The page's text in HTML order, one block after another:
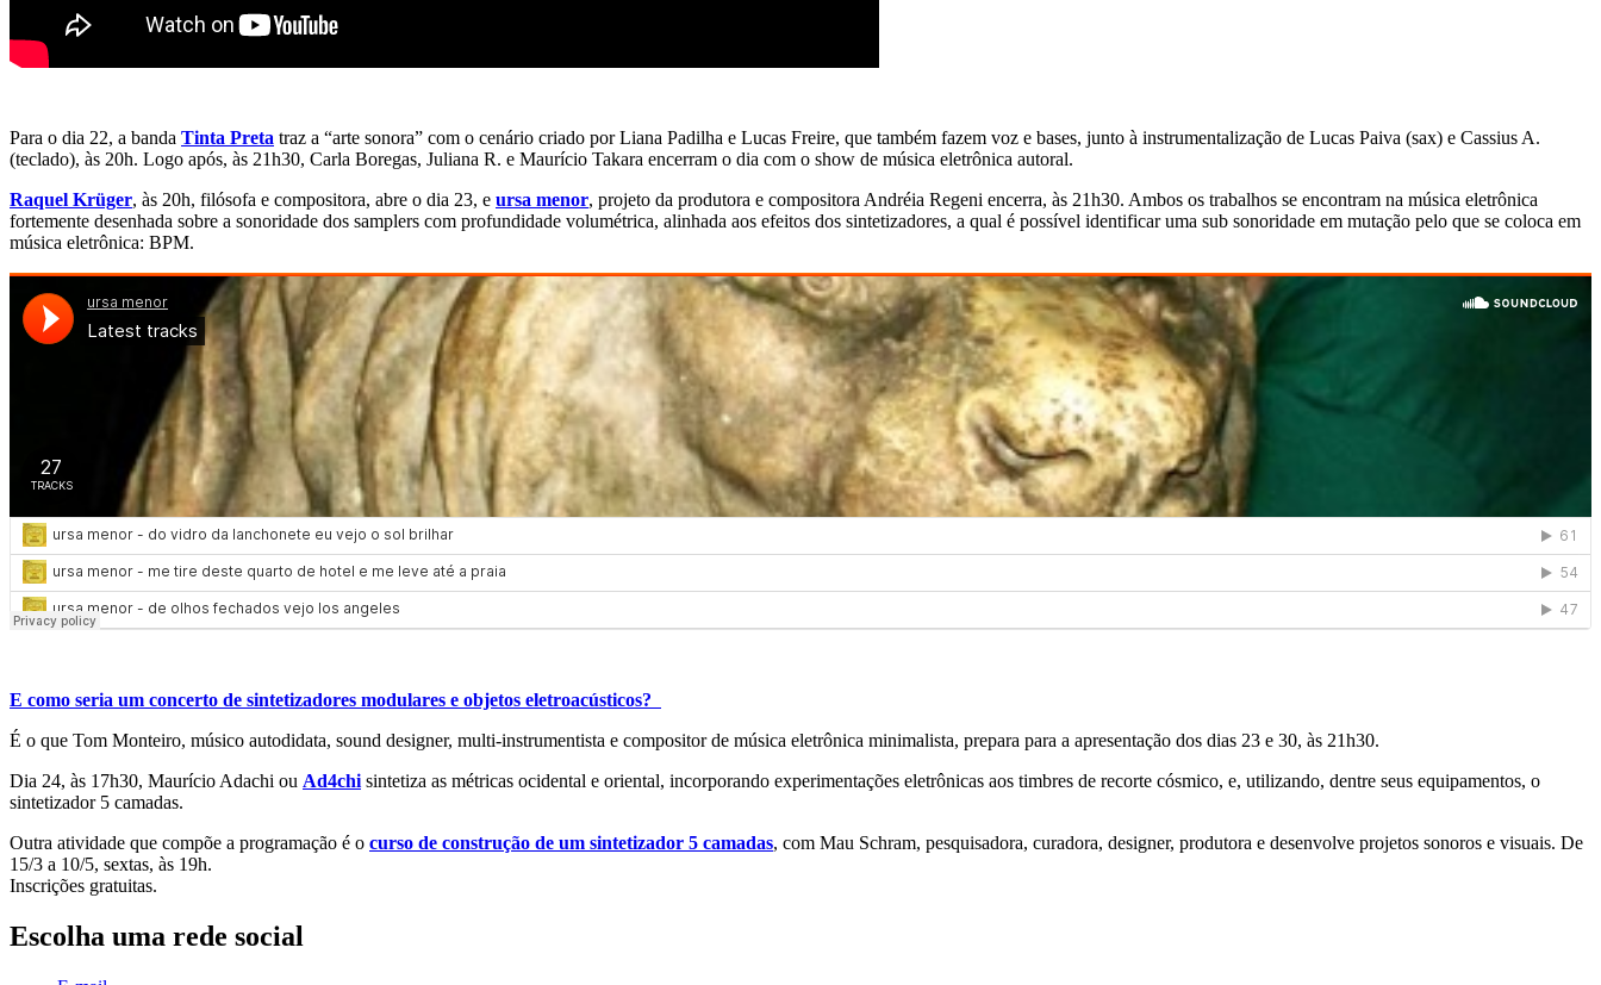
Para o dia 22, a banda Tinta Preta traz a “arte sonora” com o cenário criado por Liana Padilha e Lucas Freire, que também fazem voz e bases, junto à instrumentalização de Lucas Paiva (sax) e Cassius A.
(teclado), às 20h. Logo após, às 21h30, Carla Boregas, Juliana R. e Maurício Takara encerram o dia com o show de música eletrônica autoral.
Raquel Krüger, às 20h, filósofa e compositora, abre o dia 23, e ursa menor, projeto da produtora e compositora Andréia Regeni encerra, às 21h30. Ambos os trabalhos se encontram na música eletrônica
fortemente desenhada sobre a sonoridade dos samplers com profundidade volumétrica, alinhada aos efeitos dos sintetizadores, a qual é possível identificar uma sub sonoridade em mutação pelo que se coloca em
música eletrônica: BPM.
E como seria um concerto de sintetizadores modulares e objetos eletroacústicos?
É o que Tom Monteiro, músico autodidata, sound designer, multi-instrumentista e compositor de música eletrônica minimalista, prepara para a apresentação dos dias 23 e 30, às 21h30.
Dia 24, às 17h30, Maurício Adachi ou Ad4chi sintetiza as métricas ocidental e oriental, incorporando experimentações eletrônicas aos timbres de recorte cósmico, e, utilizando, dentre seus equipamentos, o
sintetizador 5 camadas.
Outra atividade que compõe a programação é o curso de construção de um sintetizador 5 camadas, com Mau Schram, pesquisadora, curadora, designer, produtora e desenvolve projetos sonoros e visuais. De
15/3 a 10/5, sextas, às 19h.
Inscrições gratuitas.
Escolha uma rede social